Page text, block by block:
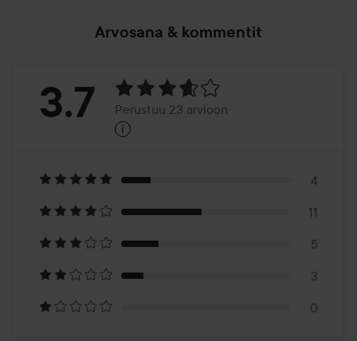
Arvosana & kommentit
Arvosana:
Perustuu
23
arvioon
3.7 Perustuu 23 arvioon
i
4
11
5
3
0